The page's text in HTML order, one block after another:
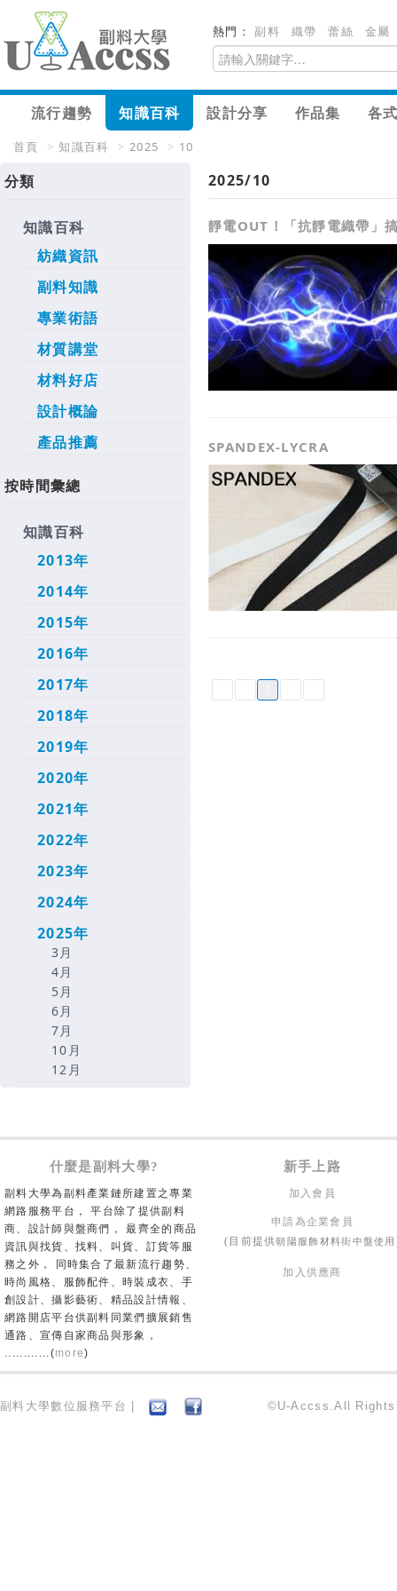
熱門：副料 織帶 蕾絲 金屬
流行趨勢 知識百科 設計分享 作品集 各
首頁 > 知識百科 > 2025 > 10
分類
知識百科
紡織資訊
副料知識
專業術語
材質講堂
材料好店
設計概論
產品推薦
按時間彙總
知識百科
2013年
2014年
2015年
2016年
2017年
2018年
2019年
2020年
2021年
2022年
2023年
2024年
2025年
3月
4月
5月
6月
7月
10月
12月
2025/10
靜電OUT！「抗靜電織帶」
SPANDEX-LYCRA
什麼是副料大學? 新手上路
副料大學為副料產業鏈所建置之專業
網路服務平台， 平台除了提供副料
商、設計師與盤商們， 最齊全的商品
資訊與找貨、找料、叫貨、訂貨等服
務之外， 同時集合了最新流行趨勢、
時尚風格、服飾配件、時裝成衣、手
創設計、攝影藝術、精品設計情報、
網路開店平台供副料同業們擴展銷售
通路、宣傳自家商品與形象，
............(more)
加入會員
申請為企業會員
(目前提供朝陽服飾材料街中盤使用
加入供應商
副料大學數位服務平台 | ©U-Accss.All Rights